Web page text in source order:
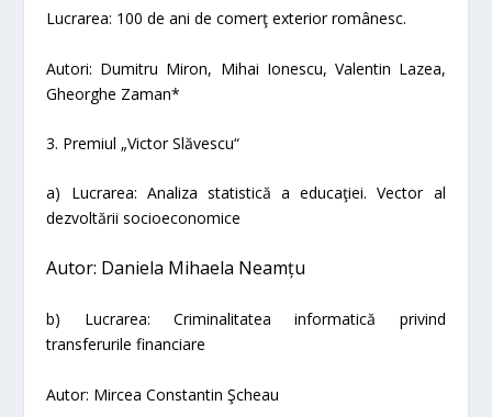
Lucrarea: 100 de ani de comerţ exterior românesc.
Autori: Dumitru Miron, Mihai Ionescu, Valentin Lazea,
Gheorghe Zaman*
3. Premiul „Victor Slăvescu“
a) Lucrarea: Analiza statistică a educaţiei. Vector al
dezvoltării socioeconomice
Autor: Daniela Mihaela Neamţu
b) Lucrarea: Criminalitatea informatică privind
transferurile financiare
Autor: Mircea Constantin Şcheau